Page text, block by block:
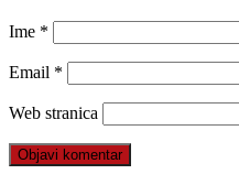
Ime *
Email *
Web stranica